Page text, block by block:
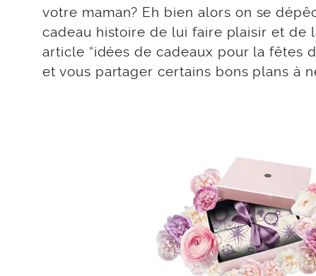
votre maman? Eh bien alors on se
cadeau histoire de lui faire plaisir et de
article “idées de cadeaux pour la fêtes
et vous partager certains bons plans à